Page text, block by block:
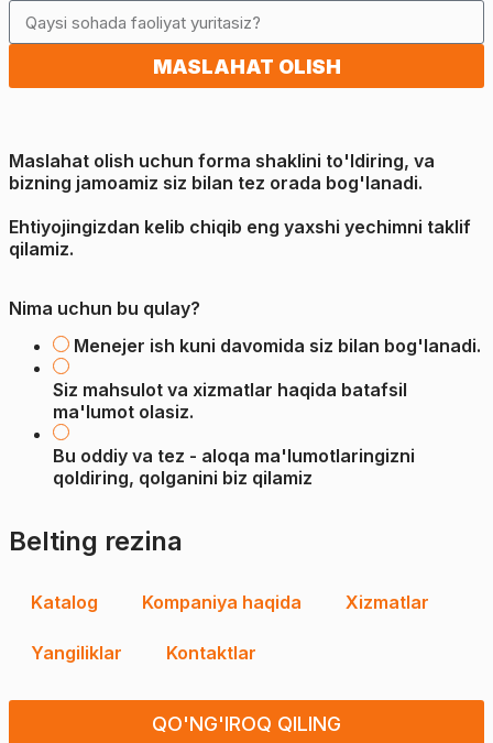
MASLAHAT OLISH
Maslahat olish uchun forma shaklini to'ldiring, va
bizning jamoamiz siz bilan tez orada bog'lanadi.
Ehtiyojingizdan kelib chiqib eng yaxshi yechimni taklif
qilamiz.
Nima uchun bu qulay?
Menejer ish kuni davomida siz bilan bog'lanadi.
Siz mahsulot va xizmatlar haqida batafsil
ma'lumot olasiz.
Bu oddiy va tez - aloqa ma'lumotlaringizni
qoldiring, qolganini biz qilamiz
Belting rezina
Katalog Kompaniya haqida Xizmatlar
Yangiliklar Kontaktlar
QO'NG'IROQ QILING